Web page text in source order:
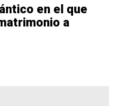
en el que
a